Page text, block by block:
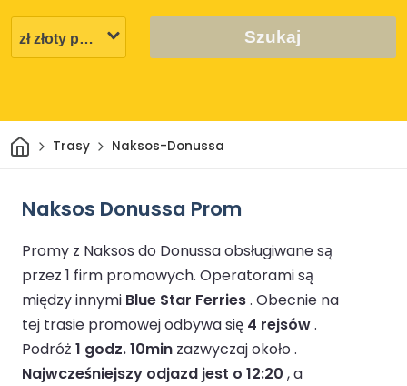
Szukaj
DomTrasy Naksos-Donussa
Naksos Donussa Prom
Promy z Naksos do Donussa obsługiwane są
przez 1 firm promowych. Operatorami są
między innymi Blue Star Ferries. Obecnie na
tej trasie promowej odbywa się 4 rejsów.
Podróż 1 godz. 10min zazwyczaj około .
Najwcześniejszy odjazd jest o 12:20 , a